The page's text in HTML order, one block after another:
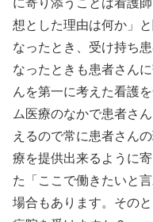
に寄り添うことは看護
想とした理由は何か」
なったとき、受け持ち
なったときも患者さん
んを第一に考えた看護
ム医療のなかで患者さ
えるので常に患者さん
療を提供出来るように
た「ここで働きたいと
場合もあります。その